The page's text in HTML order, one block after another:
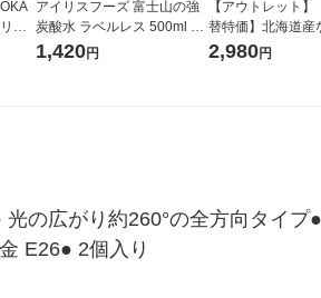
リ
超
アイリスフーズ 富士山の強
炭酸水 ラベルレス 500ml 1
箱（24本入）
1,420円
【アウトレット】
替特価】北海道産
し 無洗米 5kg 1袋
2,980円
の広がり約260°の全方向タイ
E26● 2個入り